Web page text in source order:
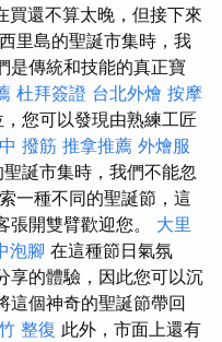
買還不算太晚，但接下來
里島的聖誕市集時，我
是傳統和技能的真正寶
杜拜簽證 台北外燴 按摩
您可以發現由熟練工匠
撥筋 推拿推薦 外燴服
誕市集時，我們不能忽
一種不同的聖誕節，這
張開雙臂歡迎您。 大里
泡腳 在這種節日氣氛
享的體驗，因此您可以沉
這個神奇的聖誕節帶回
整復 此外，市面上還有